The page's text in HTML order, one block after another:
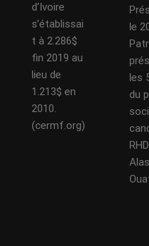
d’Ivoire
s’établissai
t à 2.286$
fin 2019 au
lieu de
1.213$ en
2010.
(cermf.org)
le
les
du